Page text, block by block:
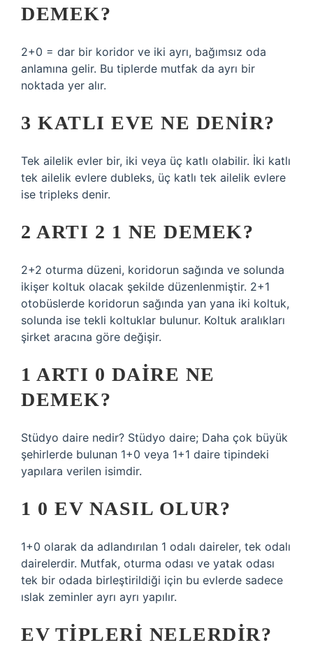
DEMEK?
2+0 = dar bir koridor ve iki ayrı, bağımsız oda
anlamına gelir. Bu tiplerde mutfak da ayrı bir
noktada yer alır.
3 KATLI EVE NE DENIR?
Tek ailelik evler bir, iki veya üç katlı olabilir. İki katlı
tek ailelik evlere dubleks, üç katlı tek ailelik evlere
ise tripleks denir.
2 ARTI 2 1 NE DEMEK?
2+2 oturma düzeni, koridorun sağında ve solunda
ikişer koltuk olacak şekilde düzenlenmiştir. 2+1
otobüslerde koridorun sağında yan yana iki koltuk,
solunda ise tekli koltuklar bulunur. Koltuk aralıkları
şirket aracına göre değişir.
1 ARTI 0 DAIRE NE
DEMEK?
Stüdyo daire nedir? Stüdyo daire; Daha çok büyük
şehirlerde bulunan 1+0 veya 1+1 daire tipindeki
yapılara verilen isimdir.
1 0 EV NASIL OLUR?
1+0 olarak da adlandırılan 1 odalı daireler, tek odalı
dairelerdir. Mutfak, oturma odası ve yatak odası
tek bir odada birleştirildiği için bu evlerde sadece
ıslak zeminler ayrı ayrı yapılır.
EV TIPLERI NELERDIR?